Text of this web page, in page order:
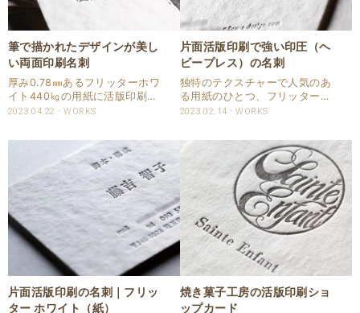
筆で描かれたデザインが美し
い両面印刷名刺
厚み0.78㎜あるフリッターホワ
イト440㎏の用紙に活版印刷
で、筆で描かれたデザインを再
スミで活版印刷したお名刺とな
ります。 仕様 商品：名刺 サイ
ズ：55×91㎜ 用紙：フリッタ..
2023.04.22 WORKS
片面活版印刷で強い印圧（ヘ
ビープレス）の名刺
独特のテクスチャーで人気のあ
る用紙のひとつ、フリッターホ
ワイトを使った名刺を請け賜わ
ですので裏面はあまり考えず強
い印圧（ヘビープレス）で印刷
しました。 名刺仕様 商品：名
刺 サイズ：55&#..
2023.02.14 WORKS
片面活版印刷の名刺｜フリッ
ター ホワイト（紙）
焼き菓子工房の活版印刷ショ
ップカード